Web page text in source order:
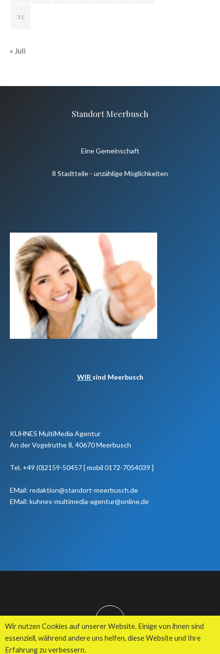
31
« Juli
Standort Meerbusch
Eine Gemeinschaft
8 Stadtteile - unzählige Möglichkeiten
WIR sind Meerbusch
KUHNES MultiMedia Agentur
An der Vogelruthe 8, 40670 Meerbusch
Tel. +49 (0)2159-50457 [ mobil 0172-7054039 ]
EMail: redaktion@standort-meerbusch.de
EMail: kuhnes-multimedia-agentur@online.de
TOP
Wir nutzen Cookies auf unserer Website. Einige von ihnen sind
essenziell, während andere uns helfen, diese Website und Ihre
Erfahrung zu verbessern.